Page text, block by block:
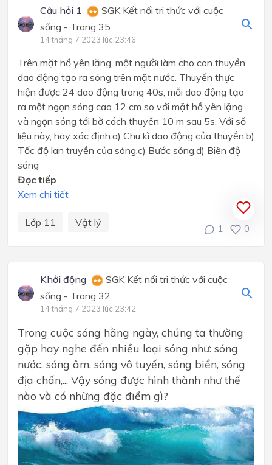
Câu hỏi 1
SGK Kết nối tri thức với cuộc
sống - Trang 35
14 tháng 7 2023 lúc 23:46
Trên mặt hồ yên lặng, một người làm cho con thuyền
dao động tạo ra sóng trên mặt nước. Thuyền thực
hiện được 24 dao động trong 40s, mỗi dao động tạo
ra một ngọn sóng cao 12 cm so với mặt hồ yên lặng
và ngọn sóng tới bờ cách thuyền 10 m sau 5s. Với số
liệu này, hãy xác định:a) Chu kì dao động của thuyền.b)
Tốc độ lan truyền của sóng.c) Bước sóng.d) Biên độ
sóng
Đọc tiếp
Xem chi tiết
Lớp 11 Vật lý
1 0
Khởi động
SGK Kết nối tri thức với cuộc
sống - Trang 32
14 tháng 7 2023 lúc 23:42
Trong cuộc sóng hằng ngày, chúng ta thường
gặp hay nghe đến nhiều loại sóng như: sóng
nước, sóng âm, sóng vô tuyến, sóng biển, sóng
địa chấn,... Vậy sóng được hình thành như thế
nào và có những đặc điểm gì?